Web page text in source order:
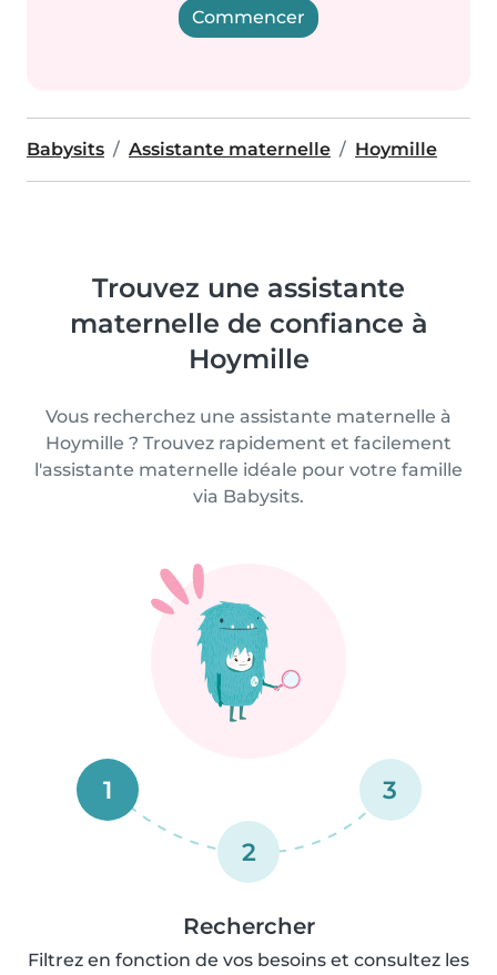
Commencer
Babysits Assistante maternelle Hoymille
Trouvez une assistante
maternelle de confiance à
Hoymille
Vous recherchez une assistante maternelle à
Hoymille ? Trouvez rapidement et facilement
l'assistante maternelle idéale pour votre famille
via Babysits.
1
2
3
Rechercher
Filtrez en fonction de vos besoins et consultez les